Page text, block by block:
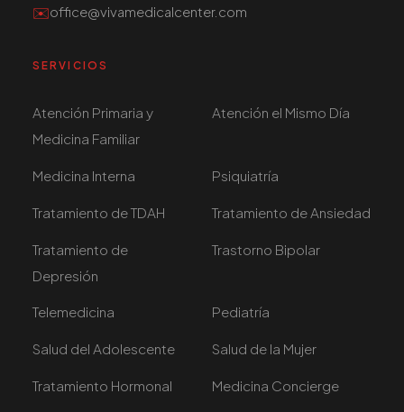
✉️office@vivamedicalcenter.com
SERVICIOS
Atención Primaria y
Medicina Familiar
Atención el Mismo Día
Medicina Interna Psiquiatría
Tratamiento de TDAH Tratamiento de Ansiedad
Tratamiento de
Depresión
Trastorno Bipolar
Telemedicina Pediatría
Salud del Adolescente Salud de la Mujer
Tratamiento Hormonal Medicina Concierge